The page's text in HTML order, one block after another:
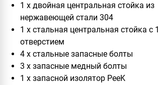
1 x двойная центральная стойка из
нержавеющей стали 304
1 x стальная центральная стойка с 1
отверстием
4 x стальные запасные болты
3 x запасные медный болты
1 x запасной изолятор PeeK